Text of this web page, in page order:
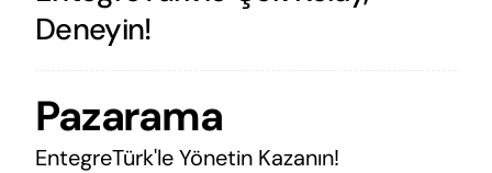
Deneyin!
Pazarama
EntegreTürk'le Yönetin Kazanın!